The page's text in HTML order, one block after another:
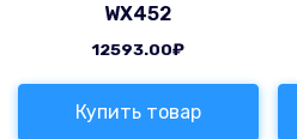
WX452
12593.00₽
Купить товар